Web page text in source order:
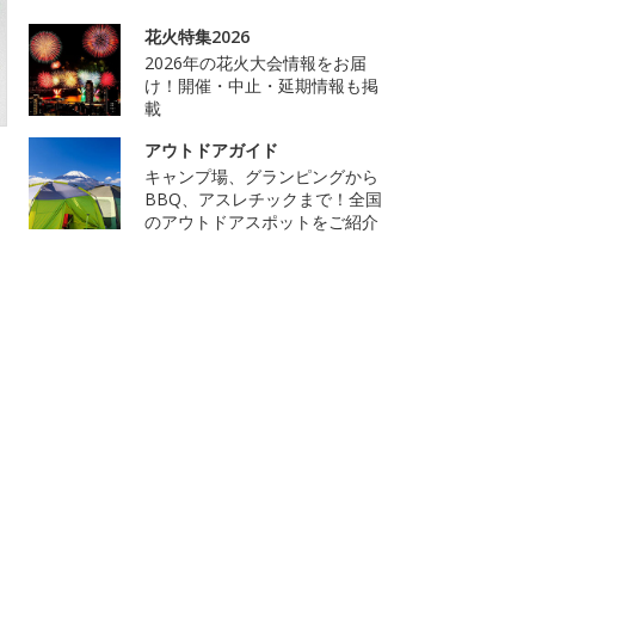
花火特集2026
2026年の花火大会情報をお届
け！開催・中止・延期情報も掲
載
アウトドアガイド
キャンプ場、グランピングから
BBQ、アスレチックまで！全国
のアウトドアスポットをご紹介